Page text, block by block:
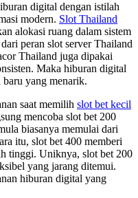
digital dengan istilah
modern. Slot Thailand
alokasi ruang dalam sistem
peran slot server Thailand
Thailand juga dipakai
Maka hiburan digital
baru yang menarik.
saat memilih slot bet kecil
mencoba slot bet 200
biasanya memulai dari
itu, slot bet 400 memberi
tinggi. Uniknya, slot bet 200
yang jarang ditemui.
hiburan digital yang